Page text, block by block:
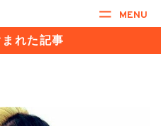
MENU
れた記事